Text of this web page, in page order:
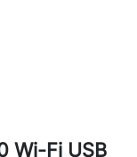
Wi-Fi USB